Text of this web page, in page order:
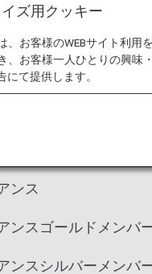
追記しました。
バー
ンス
ンスゴールドメンバ
ンスシルバーメンバ
ズ用クッキー
、お客様のWEBサイト利
、お客様一人ひとりの興味
にて提供します。